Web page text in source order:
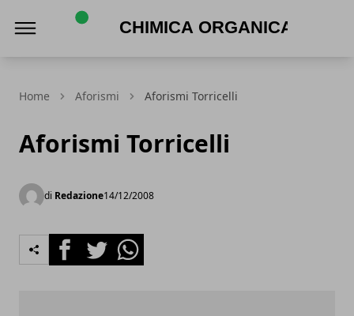
Home Aforismi Aforismi Torricelli
Aforismi Torricelli
di Redazione14/12/2008
FacebookTwitterWhatsapp